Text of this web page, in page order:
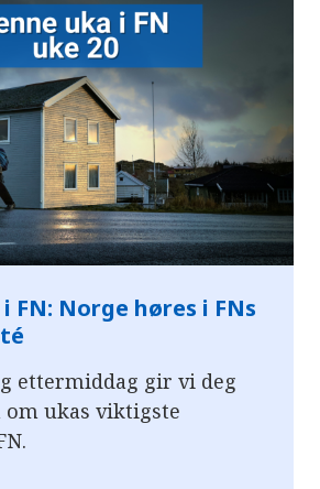
FN: Norge høres i FNs
ettermiddag gir vi deg
ukas viktigste